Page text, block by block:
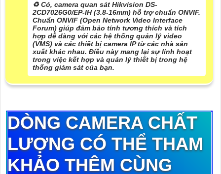
♻️ Có, camera quan sát Hikvision DS-
2CD7026G0/EP-IH (3.8-16mm) hỗ trợ chuẩn ONVIF.
Chuẩn ONVIF (Open Network Video Interface
Forum) giúp đảm bảo tính tương thích và tích
hợp dễ dàng với các hệ thống quản lý video
(VMS) và các thiết bị camera IP từ các nhà sản
xuất khác nhau. Điều này mang lại sự linh hoạt
trong việc kết hợp và quản lý thiết bị trong hệ
thống giám sát của bạn.
DÒNG CAMERA CHẤT
LƯỢNG CÓ THỂ THAM
KHẢO THÊM CÙNG